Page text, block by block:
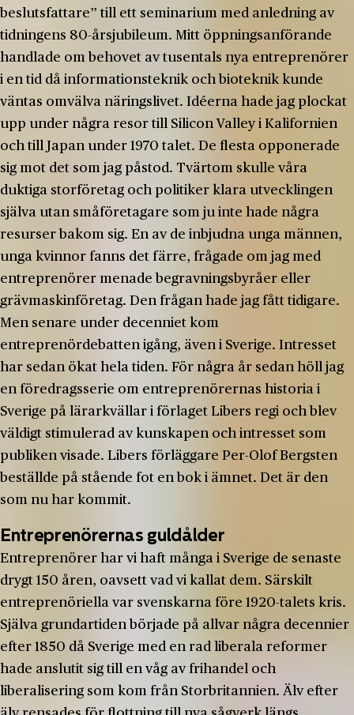
beslutsfattare” till ett seminarium med anledning av
tidningens 80-årsjubileum. Mitt öppningsanförande
handlade om behovet av tusentals nya entreprenörer
i en tid då informationsteknik och bioteknik kunde
väntas omvälva näringslivet. Idéerna hade jag plockat
upp under några resor till Silicon Valley i Kalifornien
och till Japan under 1970 talet. De flesta opponerade
sig mot det som jag påstod. Tvärtom skulle våra
duktiga storföretag och politiker klara utvecklingen
själva utan småföretagare som ju inte hade några
resurser bakom sig. En av de inbjudna unga männen,
unga kvinnor fanns det färre, frågade om jag med
entreprenörer menade begravningsbyråer eller
grävmaskinföretag. Den frågan hade jag fått tidigare.
Men senare under decenniet kom
entreprenördebatten igång, även i Sverige. Intresset
har sedan ökat hela tiden. För några år sedan höll jag
en föredragsserie om entreprenörernas historia i
Sverige på lärarkvällar i förlaget Libers regi och blev
väldigt stimulerad av kunskapen och intresset som
publiken visade. Libers förläggare Per-Olof Bergsten
beställde på stående fot en bok i ämnet. Det är den
som nu har kommit.
Entreprenörernas guldålder
Entreprenörer har vi haft många i Sverige de senaste
drygt 150 åren, oavsett vad vi kallat dem. Särskilt
entreprenöriella var svenskarna före 1920-talets kris.
Själva grundartiden började på allvar några decennier
efter 1850 då Sverige med en rad liberala reformer
hade anslutit sig till en våg av frihandel och
liberalisering som kom från Storbritannien. Älv efter